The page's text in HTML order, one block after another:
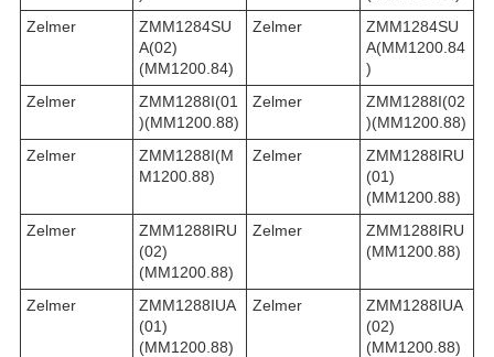
Zelmer
ZMM1284SU
A(02)
(MM1200.84)
Zelmer
ZMM1284SU
A(MM1200.84
)
Zelmer
ZMM1288I(01
)(MM1200.88)
Zelmer
ZMM1288I(02
)(MM1200.88)
Zelmer
ZMM1288I(M
M1200.88)
Zelmer
ZMM1288IRU
(01)
(MM1200.88)
Zelmer
ZMM1288IRU
(02)
(MM1200.88)
Zelmer
ZMM1288IRU
(MM1200.88)
Zelmer
ZMM1288IUA
(01)
(MM1200.88)
Zelmer
ZMM1288IUA
(02)
(MM1200.88)